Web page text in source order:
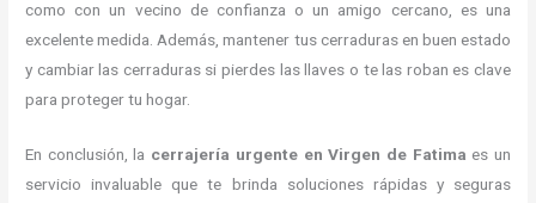
como con un vecino de confianza o un amigo cercano, es una
excelente medida. Además, mantener tus cerraduras en buen estado
y cambiar las cerraduras si pierdes las llaves o te las roban es clave
para proteger tu hogar.
En conclusión, la cerrajería urgente en Virgen de Fatima es un
servicio invaluable que te brinda soluciones rápidas y seguras